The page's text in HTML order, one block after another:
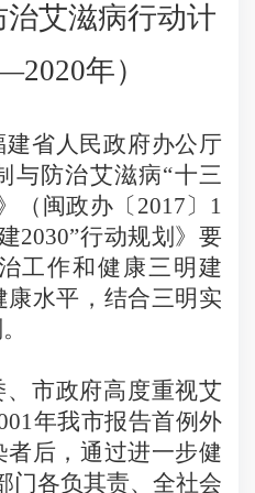
治艾滋病行动计
2020年）
建省人民政府办公厅
与防治艾滋病“十三
（闽政办〔 2017 〕 1
2030”行动规划》要
工作和健康三明建
水平，结合三明实
、市政府高度重视艾
年我市报告首例外
后，通过进一步健
门各负其责、全社会